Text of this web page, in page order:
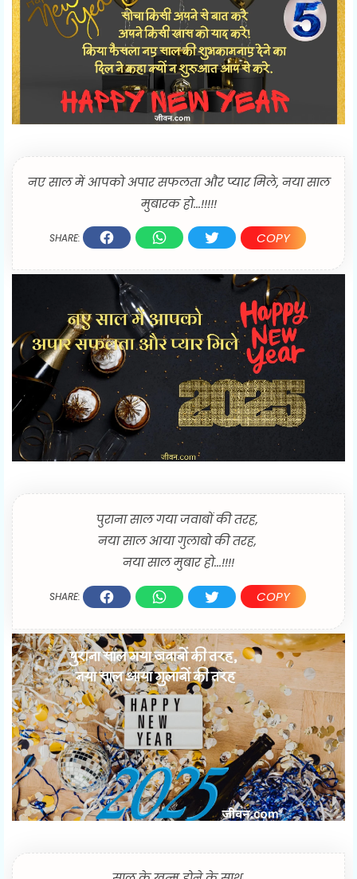
नए साल में आपको अपार सफलता और प्यार मिले, नया साल
मुबारक हो...!!!!!
SHARE: COPY
पुराना साल गया जवाबों की तरह,
नया साल आया गुलाबो की तरह,
नया साल मुबार हो...!!!!
SHARE: COPY